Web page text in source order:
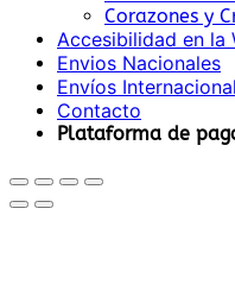
Corazones y
Accesibilidad en la
Envios Nacionales
Envíos
Contacto
Plataforma de